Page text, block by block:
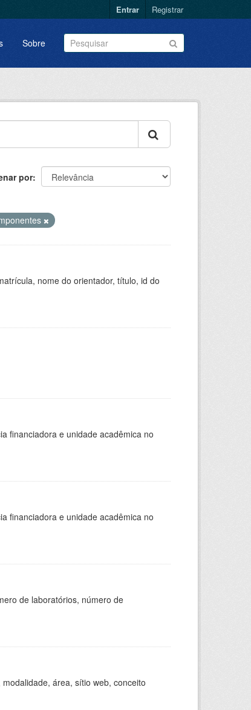
Entrar Registrar
Sobre
por
nome do orientador, título, id do
financiadora e unidade acadêmica no
financiadora e unidade acadêmica no
de laboratórios, número de
área, sítio web, conceito